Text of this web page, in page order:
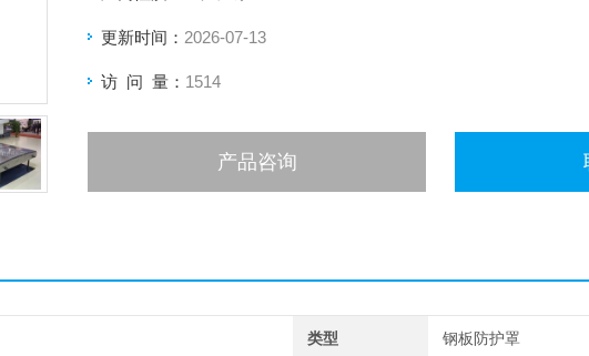
更新时间： 2026-07-13
访 问 量： 1514
产品咨询
类型 钢板防护罩